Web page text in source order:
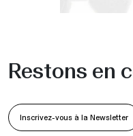
Restons en
Inscrivez-vous à la Newsletter